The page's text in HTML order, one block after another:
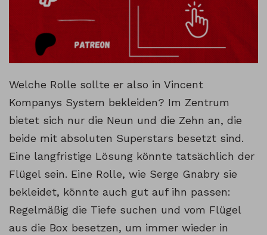
Welche Rolle sollte er also in Vincent
Kompanys System bekleiden? Im Zentrum
bietet sich nur die Neun und die Zehn an, die
beide mit absoluten Superstars besetzt sind.
Eine langfristige Lösung könnte tatsächlich der
Flügel sein. Eine Rolle, wie Serge Gnabry sie
bekleidet, könnte auch gut auf ihn passen:
Regelmäßig die Tiefe suchen und vom Flügel
aus die Box besetzen, um immer wieder in